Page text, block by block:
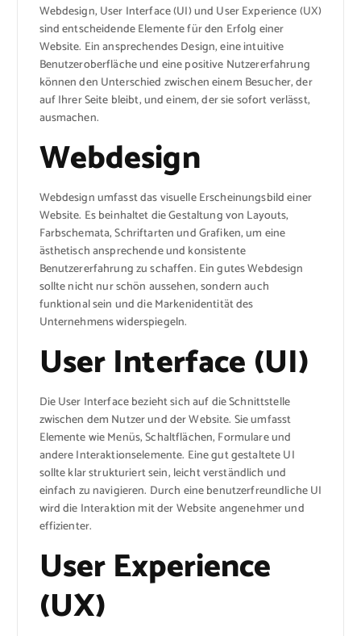
Webdesign, User Interface (UI) und User Experience (UX)
sind entscheidende Elemente für den Erfolg einer
Website. Ein ansprechendes Design, eine intuitive
Benutzeroberfläche und eine positive Nutzererfahrung
können den Unterschied zwischen einem Besucher, der
auf Ihrer Seite bleibt, und einem, der sie sofort verlässt,
ausmachen.
Webdesign
Webdesign umfasst das visuelle Erscheinungsbild einer
Website. Es beinhaltet die Gestaltung von Layouts,
Farbschemata, Schriftarten und Grafiken, um eine
ästhetisch ansprechende und konsistente
Benutzererfahrung zu schaffen. Ein gutes Webdesign
sollte nicht nur schön aussehen, sondern auch
funktional sein und die Markenidentität des
Unternehmens widerspiegeln.
User Interface (UI)
Die User Interface bezieht sich auf die Schnittstelle
zwischen dem Nutzer und der Website. Sie umfasst
Elemente wie Menüs, Schaltflächen, Formulare und
andere Interaktionselemente. Eine gut gestaltete UI
sollte klar strukturiert sein, leicht verständlich und
einfach zu navigieren. Durch eine benutzerfreundliche UI
wird die Interaktion mit der Website angenehmer und
effizienter.
User Experience
(UX)